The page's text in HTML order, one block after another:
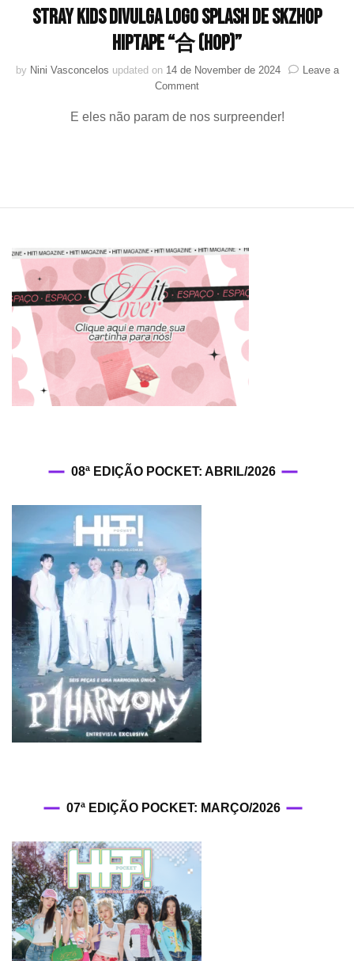
Stray Kids divulga LOGO SPLASH de SKZHOP
HIPTAPE “合 (HOP)”
by Nini Vasconcelos updated on 14 de November de 2024
Leave a
Commenton
Kids
HIPTAPE
E eles não param de nos surpreender!
08ª EDIÇÃO POCKET: ABRIL/2026
07ª EDIÇÃO POCKET: MARÇO/2026